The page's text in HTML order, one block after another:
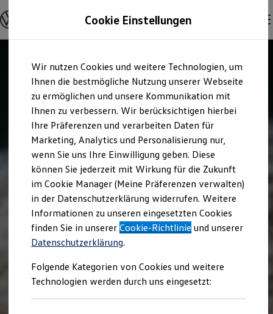
Hauptinhalt
springen
Footer
springen
Modelle und Konfigurator
Konfigurator
Modelle vergleichen
Elektroautos
ENERGY Sondermodelle
Nutzfahrzeuge
SUV und CUV
Familienautos
Kombis
Kompaktwagen
Sportwagen
Schnell verfügbare Fahrzeuge
Angebote und Produkte
Aktuelle Angebote
E-Auto-Förderung
Volkswagen Marktplatz
Die ENERGY Sondermodelle
Junge Gebrauchtwagen und Gebrauchtwagen
Volkswagen Zertifizierte Gebrauchtwagen
Elektromobilität bei Gebrauchtwagen
Saisonangebote
Reifenpakete
Leasing
Leasing-Angebote
Cookie Einstellungen
Wir nutzen Cookies und weitere Technologien, um
Ihnen die bestmögliche Nutzung unserer Webseite
zu ermöglichen und unsere Kommunikation mit
Ihnen zu verbessern. Wir berücksichtigen hierbei
Ihre Präferenzen und verarbeiten Daten für
Marketing, Analytics und Personalisierung nur,
wenn Sie uns Ihre Einwilligung geben. Diese
können Sie jederzeit mit Wirkung für die Zukunft
im Cookie Manager (Meine Präferenzen verwalten)
in der Datenschutzerklärung widerrufen. Weitere
Informationen zu unseren eingesetzten Cookies
finden Sie in unsererCookie-Richtlinie und unserer
Datenschutzerklärung.
Folgende Kategorien von Cookies und weitere
Technologien werden durch uns eingesetzt: